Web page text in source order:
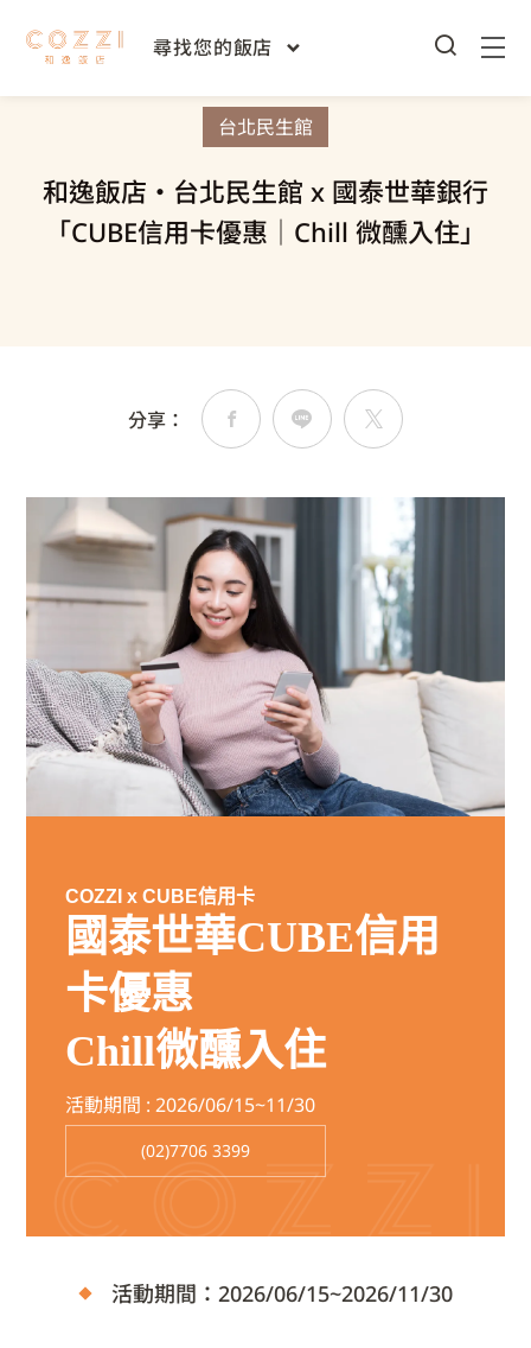
尋找您的飯店
台北民生館
和逸飯店‧台北民生館 x 國泰世華銀行
「CUBE信用卡優惠│Chill 微醺入住」
住宿優惠
分享：
COZZI x CUBE信用卡
國泰世華CUBE信用
卡優惠
Chill微醺入住
活動期間 :2026/06/15~11/30
(02)7706 3399
活動期間：2026/06/15~2026/11/30